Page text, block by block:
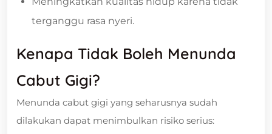
terganggu rasa nyeri.
Kenapa Tidak Boleh Menunda
Cabut Gigi?
Menunda cabut gigi yang seharusnya sudah
dilakukan dapat menimbulkan risiko serius: